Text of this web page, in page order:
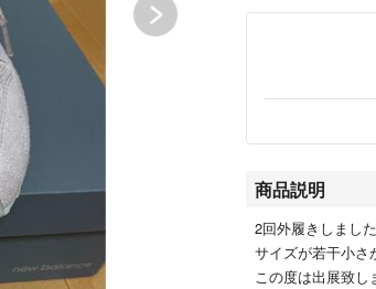
商品説明
2回外履きしました
サイズが若干小さ
この度は出展致し